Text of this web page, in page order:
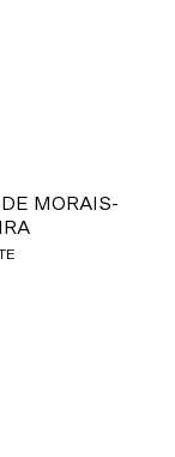
MORAIS-